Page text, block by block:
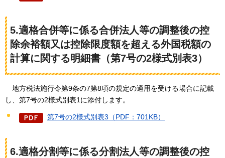
5.適格合併等に係る合併法人等の調整後の控
除余裕額又は控除限度額を超える外国税額の
計算に関する明細書（第7号の2様式別表3）
地方税法施行令第9条の7第8項の規定の適用を受ける場合に記載
し、第7号の2様式別表1に添付します。
第7号の2様式別表3（PDF：701KB）
6.適格分割等に係る分割法人等の調整後の控